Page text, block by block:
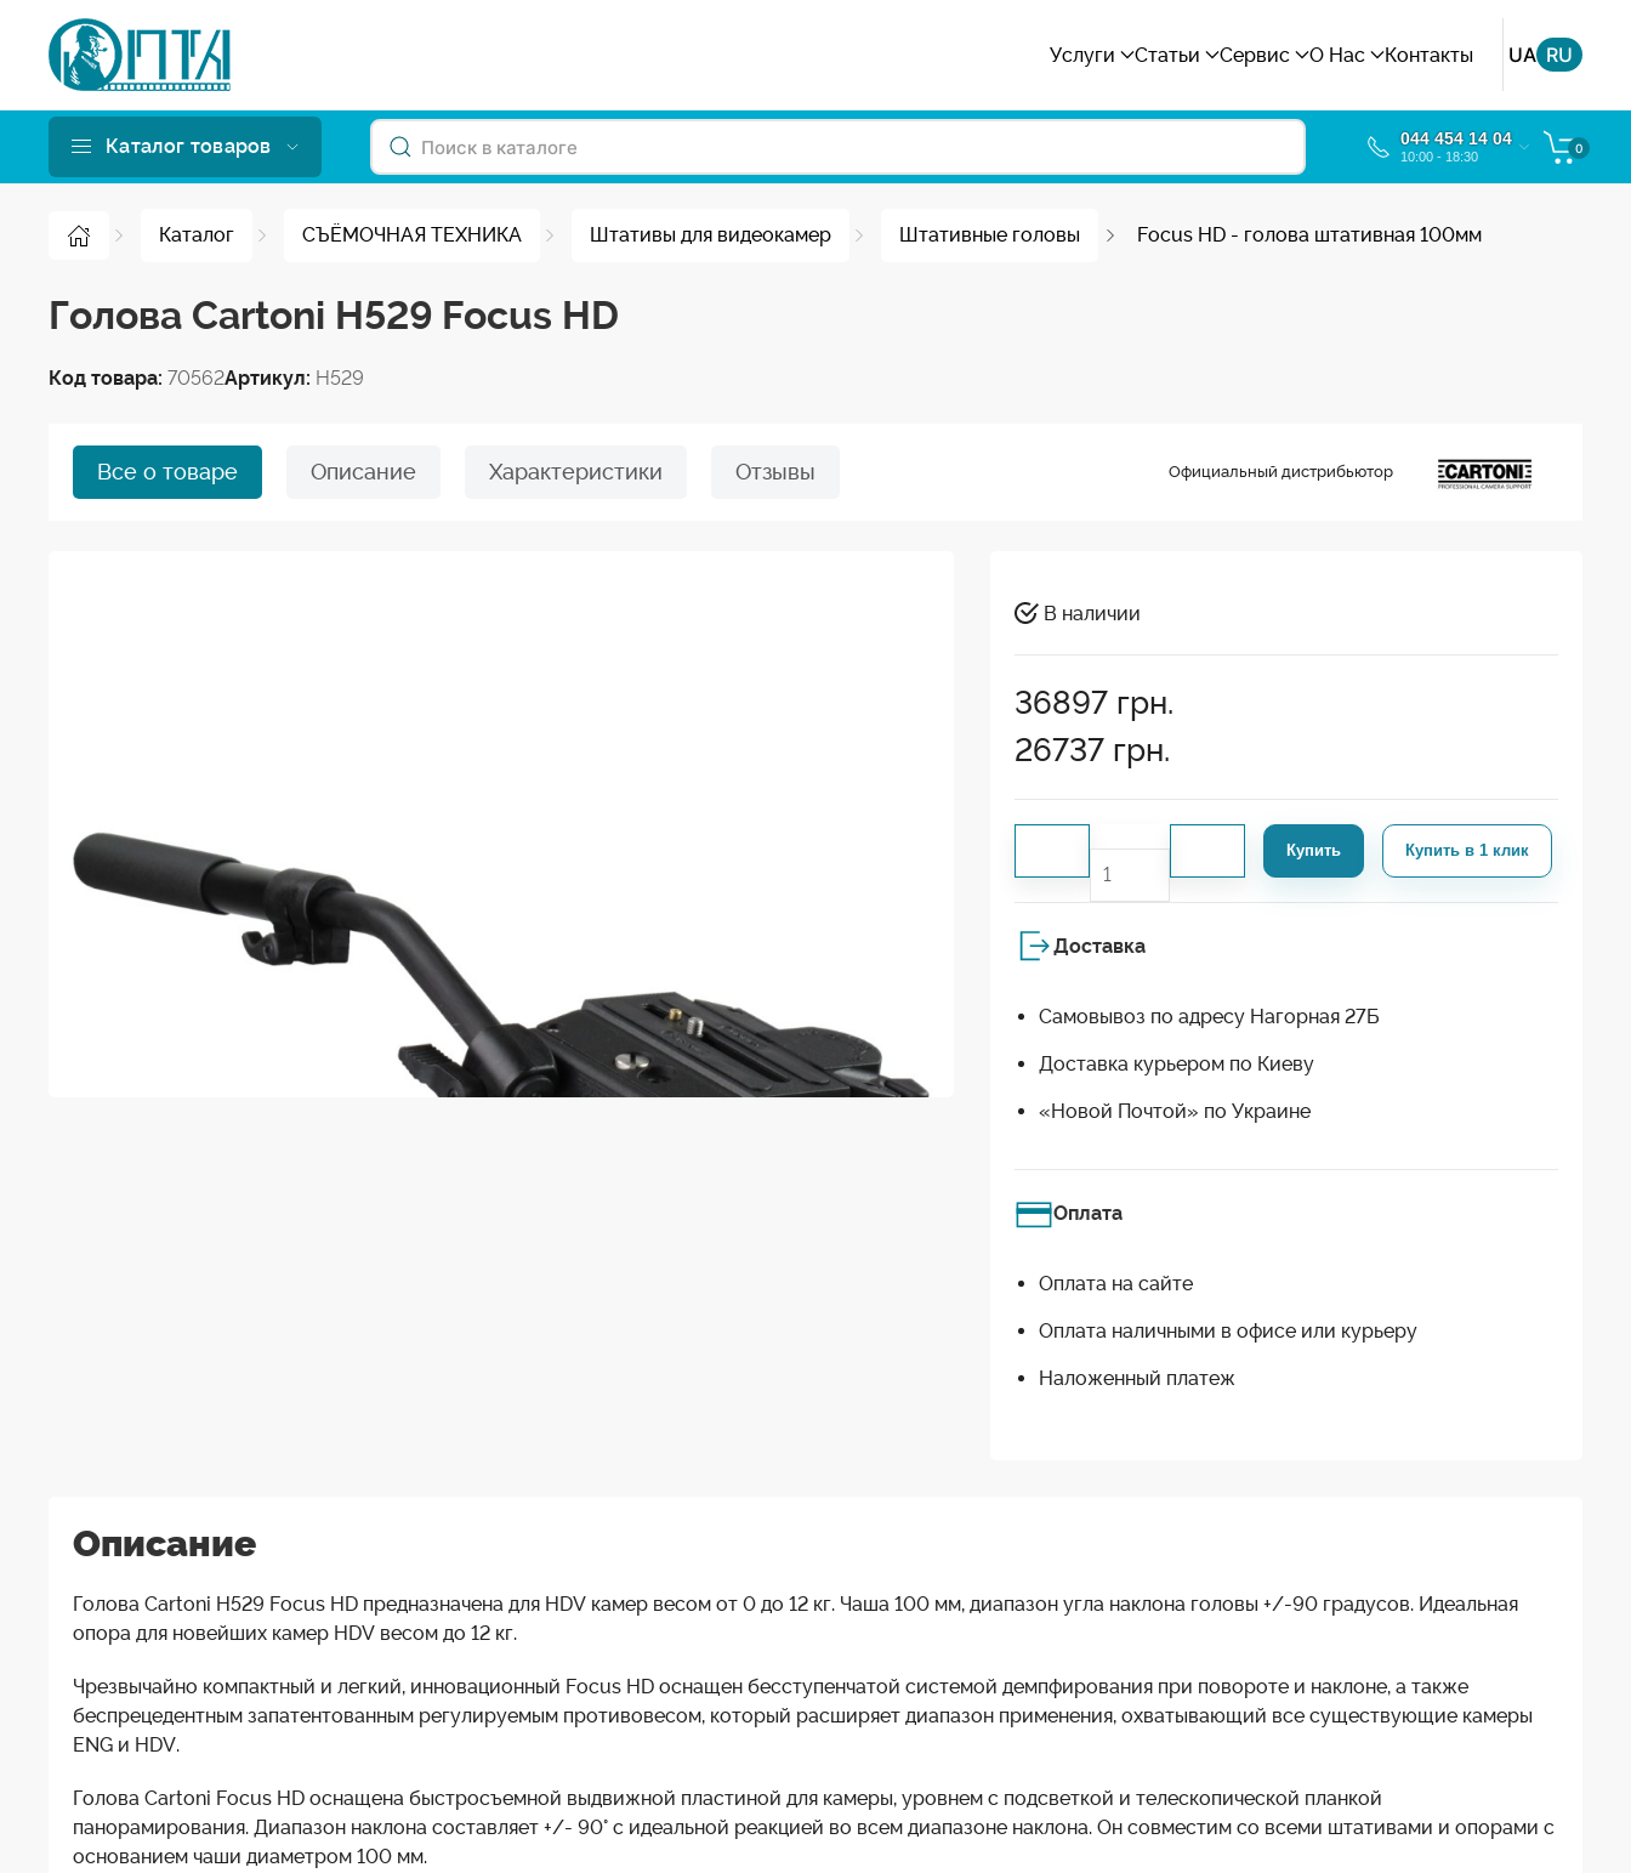
Услуги Статьи Сервис О Нас Контакты UA RU
Каталог товаров 044 454 14 04
10:00 - 18:30
0
Каталог СЪЁМОЧНАЯ ТЕХНИКА Штативы для видеокамер Штативные головы Focus HD - голова штативная 100мм
Голова Cartoni H529 Focus HD
Код товара: 70562Артикул: H529
Все о товаре Описание Характеристики Отзывы Официальный дистрибьютор
В наличии
36897 грн.
26737 грн.
Купить Купить в 1 клик
Доставка
Самовывоз по адресу Нагорная 27Б
Доставка курьером по Киеву
«Новой Почтой» по Украине
Оплата
Оплата на сайте
Оплата наличными в офисе или курьеру
Наложенный платеж
Описание
Голова Cartoni H529 Focus HD предназначена для HDV камер весом от 0 до 12 кг. Чаша 100 мм, диапазон угла наклона головы +/-90 градусов. Идеальная
опора для новейших камер HDV весом до 12 кг.
Чрезвычайно компактный и легкий, инновационный Focus HD оснащен бесступенчатой системой демпфирования при повороте и наклоне, а также
беспрецедентным запатентованным регулируемым противовесом, который расширяет диапазон применения, охватывающий все существующие камеры
ENG и HDV.
Голова Cartoni Focus HD оснащена быстросъемной выдвижной пластиной для камеры, уровнем с подсветкой и телескопической планкой
панорамирования. Диапазон наклона составляет +/- 90° с идеальной реакцией во всем диапазоне наклона. Он совместим со всеми штативами и опорами с
основанием чаши диаметром 100 мм.